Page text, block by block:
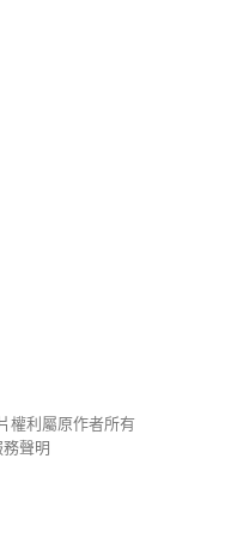
權利屬原作者所有
務聲明